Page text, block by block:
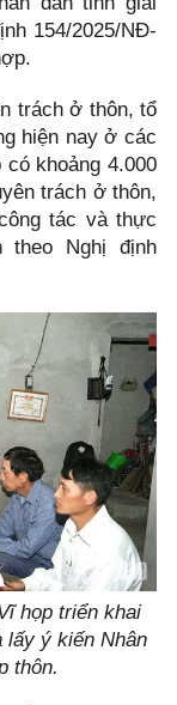
154/2025/NĐ-
trách ở thôn, tổ
hiện nay ở các
khoảng 4.000
trách ở thôn,
tác và thực
theo Nghị định
họp triển khai
lấy ý kiến Nhân
thôn.